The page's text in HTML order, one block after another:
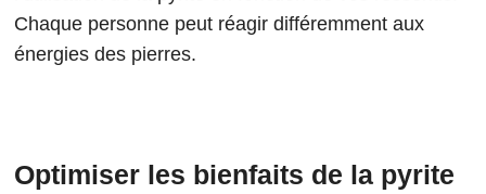
Chaque personne peut réagir différemment aux
énergies des pierres.
Optimiser les bienfaits de la pyrite